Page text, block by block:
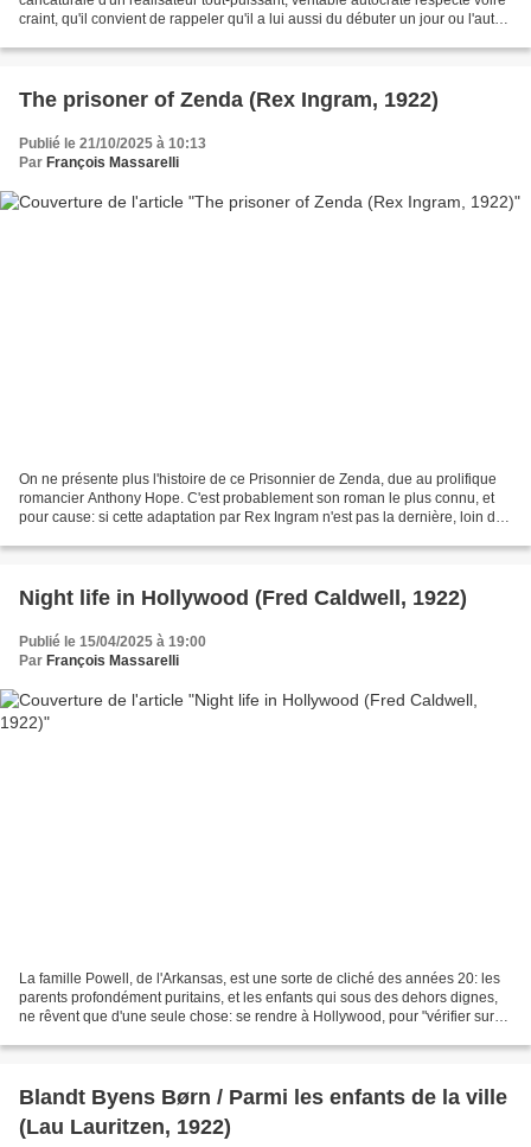
craint, qu'il convient de rappeler qu'il a lui aussi du débuter un jour ou l'autre.
The prisoner of Zenda (Rex Ingram, 1922)
Publié le 21/10/2025 à 10:13
Par François Massarelli
On ne présente plus l'histoire de ce Prisonnier de Zenda, due au prolifique
romancier Anthony Hope. C'est probablement son roman le plus connu, et
pour cause: si cette adaptation par Rex Ingram n'est pas la dernière, loin de
Night life in Hollywood (Fred Caldwell, 1922)
Publié le 15/04/2025 à 19:00
Par François Massarelli
La famille Powell, de l'Arkansas, est une sorte de cliché des années 20: les
parents profondément puritains, et les enfants qui sous des dehors dignes,
ne rêvent que d'une seule chose: se rendre à Hollywood, pour "vérifier sur
Blandt Byens Børn / Parmi les enfants de la ville
(Lau Lauritzen, 1922)